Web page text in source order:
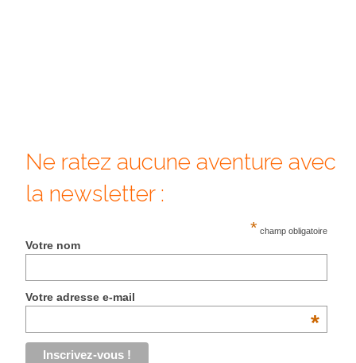
Ne ratez aucune aventure avec
la newsletter :
* champ obligatoire
Votre nom
Votre adresse e-mail
*